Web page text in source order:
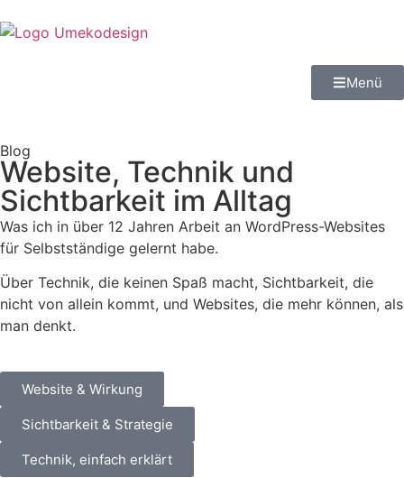
Menü
Blog
Website, Technik und
Sichtbarkeit im Alltag
Was ich in über 12 Jahren Arbeit an WordPress-Websites
für Selbstständige gelernt habe.
Über Technik, die keinen Spaß macht, Sichtbarkeit, die
nicht von allein kommt, und Websites, die mehr können, als
man denkt.
Website & Wirkung
Sichtbarkeit & Strategie
Technik, einfach erklärt